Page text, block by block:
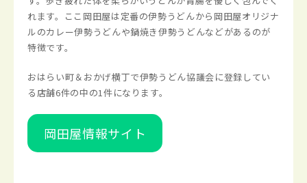
れます。ここ岡田屋は定番の伊勢うどんから岡田屋オリジナ
ルのカレー伊勢うどんや鍋焼き伊勢うどんなどがあるのが
特徴です。
おはらい町＆おかげ横丁で伊勢うどん協議会に登録してい
る店舗6件の中の1件になります。
岡田屋情報サイト